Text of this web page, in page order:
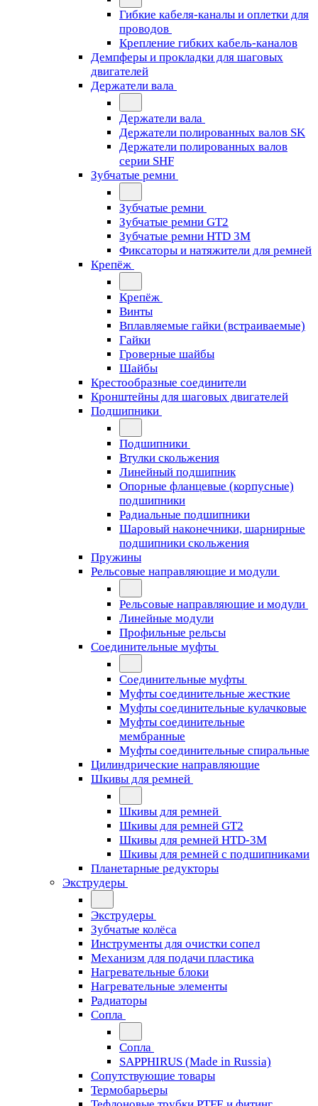
Гибкие кабеля-каналы и оплетки для
проводов
Крепление гибких кабель-каналов
Демпферы и прокладки для шаговых
двигателей
Держатели вала
Держатели вала
Держатели полированных валов SK
Держатели полированных валов
серии SHF
Зубчатые ремни
Зубчатые ремни
Зубчатые ремни GT2
Зубчатые ремни HTD 3M
Фиксаторы и натяжители для ремней
Крепёж
Крепёж
Винты
Вплавляемые гайки (встраиваемые)
Гайки
Гроверные шайбы
Шайбы
Крестообразные соединители
Кронштейны для шаговых двигателей
Подшипники
Подшипники
Втулки скольжения
Линейный подшипник
Опорные фланцевые (корпусные)
подшипники
Радиальные подшипники
Шаровый наконечники, шарнирные
подшипники скольжения
Пружины
Рельсовые направляющие и модули
Рельсовые направляющие и модули
Линейные модули
Профильные рельсы
Соединительные муфты
Соединительные муфты
Муфты соединительные жесткие
Муфты соединительные кулачковые
Муфты соединительные
мембранные
Муфты соединительные спиральные
Цилиндрические направляющие
Шкивы для ремней
Шкивы для ремней
Шкивы для ремней GT2
Шкивы для ремней HTD-3M
Шкивы для ремней с подшипниками
Планетарные редукторы
Экструдеры
Экструдеры
Зубчатые колёса
Инструменты для очистки сопел
Механизм для подачи пластика
Нагревательные блоки
Нагревательные элементы
Радиаторы
Сопла
Сопла
SAPPHIRUS (Made in Russia)
Сопутствующие товары
Термобарьеры